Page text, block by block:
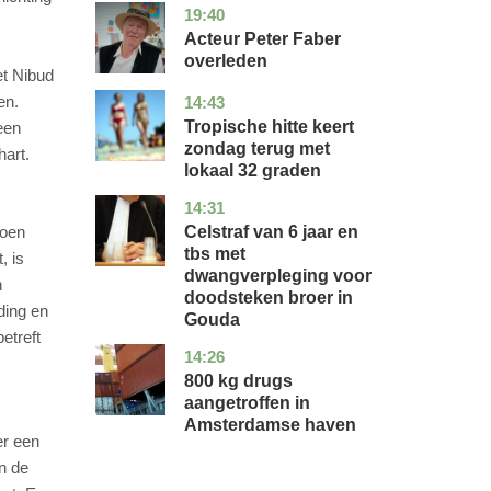
Nibud
is
en
een
de
19:40
noord-
holland
glossy
Acteur Peter Faber
overleden
14:43
utrecht
nieuws
Tropische hitte keert
zondag terug met
lokaal 32 graden
14:31
zuid-
holland
nieuws
Celstraf van 6 jaar en
tbs met
dwangverpleging voor
doodsteken broer in
Gouda
14:26
noord-
holland
nieuws
800 kg drugs
aangetroffen in
Amsterdamse haven